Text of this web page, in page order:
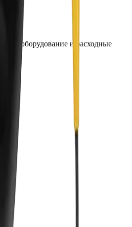
оборудование и расходные